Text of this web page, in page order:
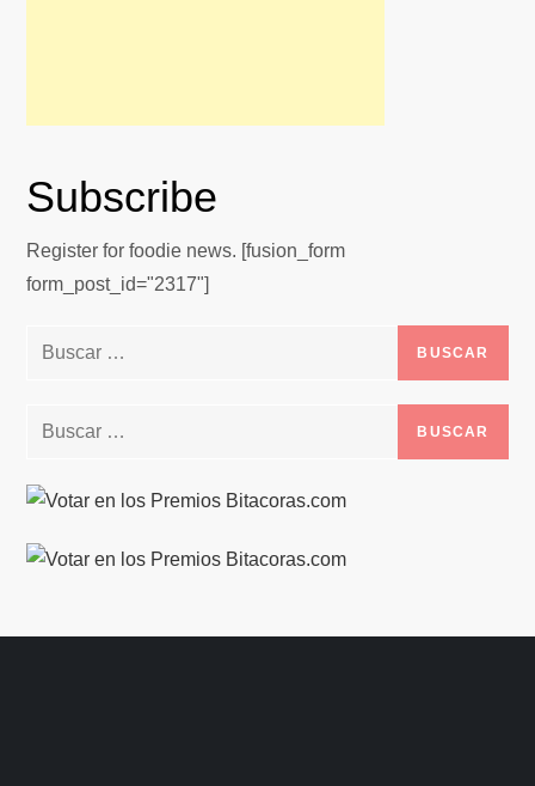
Subscribe
Register for foodie news. [fusion_form
form_post_id="2317"]
Buscar:
Buscar: